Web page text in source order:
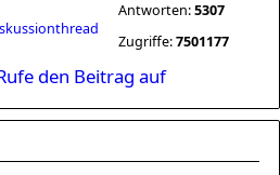
Antworten:5307
Zugriffe:7501177
den Beitrag auf